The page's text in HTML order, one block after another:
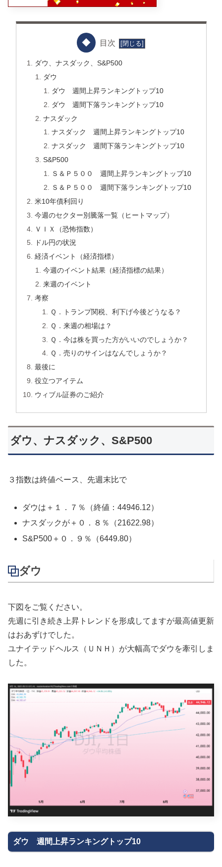
目次
ダウ、ナスダック、S&P500
ダウ
ダウ 週間上昇ランキングトップ10
ダウ 週間下落ランキングトップ10
ナスダック
ナスダック 週間上昇ランキングトップ10
ナスダック 週間下落ランキングトップ10
S&P500
Ｓ＆Ｐ５００ 週間上昇ランキングトップ10
Ｓ＆Ｐ５００ 週間下落ランキングトップ10
米10年債利回り
今週のセクター別騰落一覧（ヒートマップ）
ＶＩＸ（恐怖指数）
ドル円の状況
経済イベント（経済指標）
今週のイベント結果（経済指標の結果）
来週のイベント
考察
Ｑ．トランプ関税、利下げ今後どうなる？
Ｑ．来週の相場は？
Ｑ．今は株を買った方がいいのでしょうか？
Ｑ．売りのサインはなんでしょうか？
最後に
役立つアイテム
ウィブル証券のご紹介
ダウ、ナスダック、S&P500
３指数は終値ベース、先週末比で
ダウは＋１．７％（終値：44946.12）
ナスダックが＋０．８％（21622.98）
S&P500＋０．９％（6449.80）
ダウ
下図をご覧ください。
先週に引き続き上昇トレンドを形成してますが最高値更新
はおあずけでした。
ユナイテッドヘルス（ＵＮＨ）が大幅高でダウを牽引しま
した。
ダウ 週間上昇ランキングトップ10